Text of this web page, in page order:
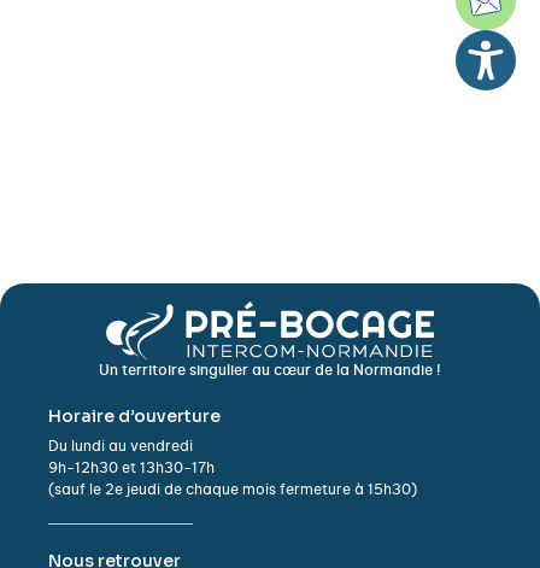
Un territoire singulier au cœur de la Normandie !
Horaire d’ouverture
Du lundi au vendredi
9h-12h30 et 13h30-17h
(sauf le 2e jeudi de chaque mois fermeture à 15h30)
Nous retrouver